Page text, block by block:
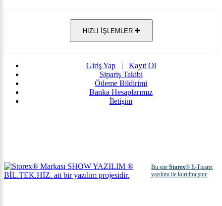
HIZLI İŞLEMLER
Giriş Yap| Kayıt Ol
Sipariş Takibi
Ödeme Bildirimi
Banka Hesaplarımız
İletişim
Bu siteStorex® E-Ticaret
yazılımı ile kurulmuştur.